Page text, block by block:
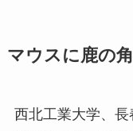
マウスに鹿の
西北工業大学、